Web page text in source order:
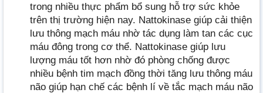
trong nhiều thực phẩm bổ sung hỗ trợ sức khỏe
trên thị trường hiện nay. Nattokinase giúp cải thiện
lưu thông mạch máu nhờ tác dụng làm tan các cục
máu đông trong cơ thể. Nattokinase giúp lưu
lượng máu tốt hơn nhờ đó phòng chống được
nhiều bệnh tim mạch đồng thời tăng lưu thông máu
não giúp hạn chế các bệnh lí về tắc mạch máu não